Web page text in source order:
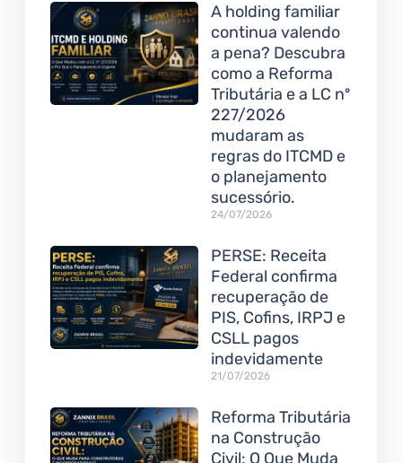
A holding familiar
continua valendo
a pena? Descubra
como a Reforma
Tributária e a LC nº
227/2026
mudaram as
regras do ITCMD e
o planejamento
sucessório.
24/07/2026
PERSE: Receita
Federal confirma
recuperação de
PIS, Cofins, IRPJ e
CSLL pagos
indevidamente
21/07/2026
Reforma Tributária
na Construção
Civil: O Que Muda